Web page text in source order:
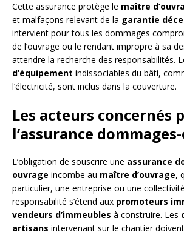
Cette assurance protège le maître
et malfaçons relevant de la garantie
intervient pour tous les dommages
de l’ouvrage ou le rendant impropre à sa
attendre la recherche des responsabilités.
d’équipement indissociables du bâti,
l’électricité, sont inclus dans la couverture.
Les acteurs concernés
l’assurance
L’obligation de souscrire une assurance
ouvrage incombe au maître d’ouvrage,
particulier, une entreprise ou une
responsabilité s’étend aux promoteurs
vendeurs d’immeubles à construire. Les
artisans intervenant sur le chantier